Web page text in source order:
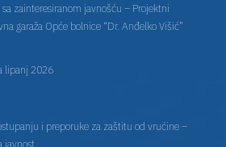
sa zainteresiranom javnošću – Projektni
garaža Opće bolnice “Dr. Anđelko Višić”
lipanj 2026
i preporuke za zaštitu od vrućine –
javnost